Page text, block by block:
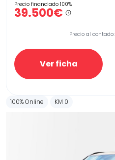
Precio financiado 100%
39.500€
Precio al contado:
Ver ficha
100% Online KM 0